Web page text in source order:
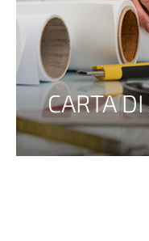
CARTA